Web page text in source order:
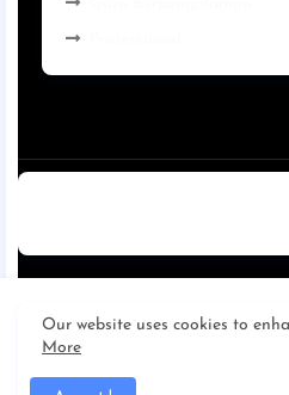
SMA IT AL AMIN KAPUAS |
Our website uses cookies to
More